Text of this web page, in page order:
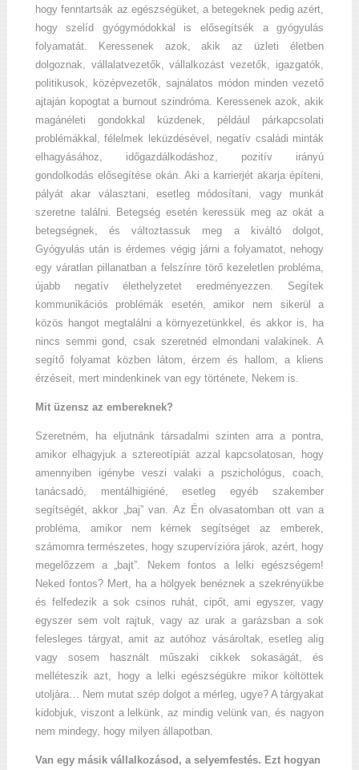
hogy fenntartsák az egészségüket, a betegeknek pedig azért,
hogy szelíd gyógymódokkal is elősegítsék a gyógyulás
folyamatát. Keressenek azok, akik az üzleti életben
dolgoznak, vállalatvezetők, vállalkozást vezetők, igazgatók,
politikusok, középvezetők, sajnálatos módon minden vezető
ajtaján kopogtat a burnout szindróma. Keressenek azok, akik
magánéleti gondokkal küzdenek, például párkapcsolati
problémákkal, félelmek leküzdésével, negatív családi minták
elhagyásához, időgazdálkodáshoz, pozitív irányú
gondolkodás elősegítése okán. Aki a karrierjét akarja építeni,
pályát akar választani, esetleg módosítani, vagy munkát
szeretne találni. Betegség esetén keressük meg az okát a
betegségnek, és változtassuk meg a kiváltó dolgot,
Gyógyulás után is érdemes végig járni a folyamatot, nehogy
egy váratlan pillanatban a felszínre törő kezeletlen probléma,
újabb negatív élethelyzetet eredményezzen. Segítek
kommunikációs problémák esetén, amikor nem sikerül a
közös hangot megtalálni a környezetünkkel, és akkor is, ha
nincs semmi gond, csak szeretnéd elmondani valakinek. A
segítő folyamat közben látom, érzem és hallom, a kliens
érzéseit, mert mindenkinek van egy története, Nekem is.
Mit üzensz az embereknek?
Szeretném, ha eljutnánk társadalmi szinten arra a pontra,
amikor elhagyjuk a sztereotípiát azzal kapcsolatosan, hogy
amennyiben igénybe veszi valaki a pszichológus, coach,
tanácsadó, mentálhigiéné, esetleg egyéb szakember
segítségét, akkor „baj” van. Az Én olvasatomban ott van a
probléma, amikor nem kérnek segítséget az emberek,
számomra természetes, hogy szupervízióra járok, azért, hogy
megelőzzem a „bajt”. Nekem fontos a lelki egészségem!
Neked fontos? Mert, ha a hölgyek benéznek a szekrényükbe
és felfedezik a sok csinos ruhát, cipőt, ami egyszer, vagy
egyszer sem volt rajtuk, vagy az urak a garázsban a sok
felesleges tárgyat, amit az autóhoz vásároltak, esetleg alig
vagy sosem használt műszaki cikkek sokaságát, és
melléteszik azt, hogy a lelki egészségükre mikor költöttek
utoljára… Nem mutat szép dolgot a mérleg, ugye? A tárgyakat
kidobjuk, viszont a lelkünk, az mindig velünk van, és nagyon
nem mindegy, hogy milyen állapotban.
Van egy másik vállalkozásod, a selyemfestés. Ezt hogyan